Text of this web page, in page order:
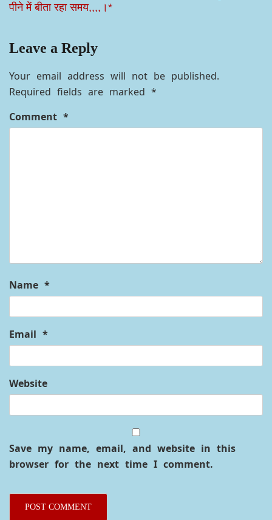
पीने में बीता रहा समय,,,,।*
Leave a Reply
Your email address will not be published.
Required fields are marked *
Comment *
Name *
Email *
Website
Save my name, email, and website in this
browser for the next time I comment.